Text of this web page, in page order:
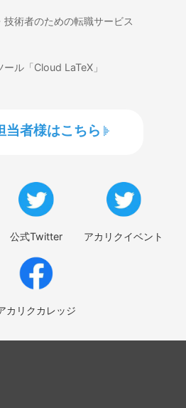
術者のための転職サービス
ル「Cloud LaTeX」
当者様はこちら
公式Twitter アカリクイベント
カリクカレッジ